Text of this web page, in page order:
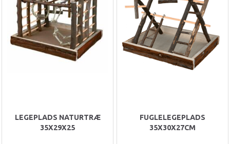
LEGEPLADS NATURTRÆ
35X29X25
FUGLELEGEPLADS
35X30X27CM